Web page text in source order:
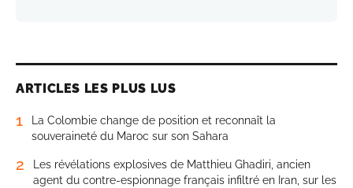
ARTICLES LES PLUS LUS
1
La Colombie change de position et reconnaît la
souveraineté du Maroc sur son Sahara
2
Les révélations explosives de Matthieu Ghadiri, ancien
agent du contre-espionnage français infiltré en Iran, sur les